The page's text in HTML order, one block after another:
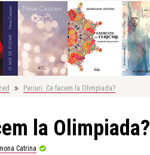
Pariuri. Ce facem la Olimpiada?
la Olimpiada?
Catrina